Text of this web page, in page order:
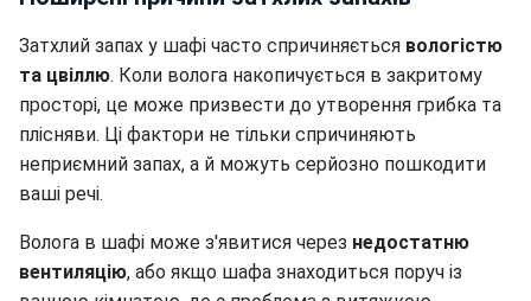
Затхлий запах у шафі часто спричиняється вологістю
та цвіллю. Коли волога накопичується в закритому
просторі, це може призвести до утворення грибка та
плісняви. Ці фактори не тільки спричиняють
неприємний запах, а й можуть серйозно пошкодити
ваші речі.
Волога в шафі може з'явитися через недостатню
вентиляцію, або якщо шафа знаходиться поруч із